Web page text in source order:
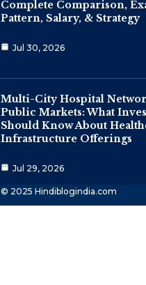
Complete Comparison,
Pattern, Salary, & Strategy
Jul 30, 2026
Multi-City Hospital
Public Markets: What
Should Know About
Infrastructure Offerings
Jul 29, 2026
© 2025 Hindiblogindia.com